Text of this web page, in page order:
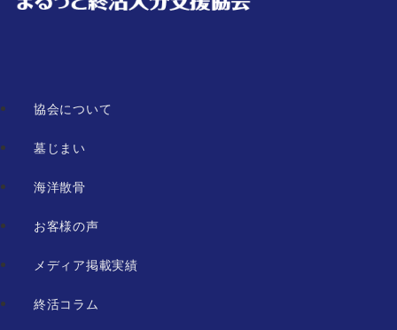
協会について
墓じまい
海洋散骨
お客様の声
メディア掲載実績
終活コラム